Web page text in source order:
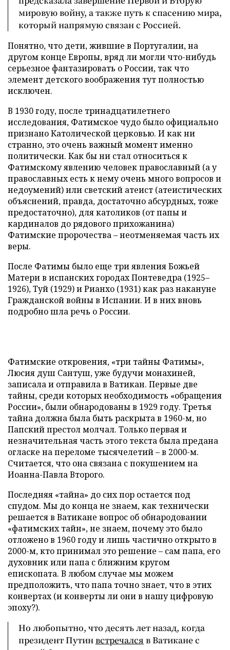
мировую войну, а также путь к спасению мира,
который напрямую связан с Россией.
Понятно, что дети, жившие в Португалии, на
другом конце Европы, вряд ли могли что-нибудь
серьезное фантазировать о России, так что
элемент детского воображения тут полностью
исключен.
В 1930 году, после тринадцатилетнего
исследования, Фатимское чудо было официально
признано Католической церковью. И как ни
странно, это очень важный момент именно
политически. Как бы ни стал относиться к
Фатимскому явлению человек православный (а у
православных есть к нему очень много вопросов и
недоумений) или светский атеист (атеистических
объяснений, правда, достаточно абсурдных, тоже
предостаточно), для католиков (от папы и
кардиналов до рядового прихожанина)
Фатимские пророчества – неотменяемая часть их
веры.
После Фатимы было еще три явления Божьей
Матери в испанских городах Понтеведра (1925–
1926), Туй (1929) и Рианхо (1931) как раз накануне
Гражданской войны в Испании. И в них вновь
подробно шла речь о России.
Фатимские откровения, «три тайны Фатимы»,
Люсия душ Сантуш, уже будучи монахиней,
записала и отправила в Ватикан. Первые две
тайны, среди которых необходимость «обращения
России», были обнародованы в 1929 году. Третья
тайна должна была быть раскрыта в 1960-м, но
Папский престол молчал. Только первая и
незначительная часть этого текста была предана
огласке на переломе тысячелетий – в 2000-м.
Считается, что она связана с покушением на
Иоанна-Павла Второго.
Последняя «тайна» до сих пор остается под
спудом. Мы до конца не знаем, как технически
решается в Ватикане вопрос об обнародовании
«фатимских тайн», не знаем, почему это было
отложено в 1960 году и лишь частично открыто в
2000-м, кто принимал это решение – сам папа, его
духовник или папа с ближним кругом
епископата. В любом случае мы можем
предположить, что папа точно знает, что в этих
конвертах (и конверты ли они в нашу цифровую
эпоху?).
Но любопытно, что десять лет назад, когда
президент Путинвстречался в Ватикане с